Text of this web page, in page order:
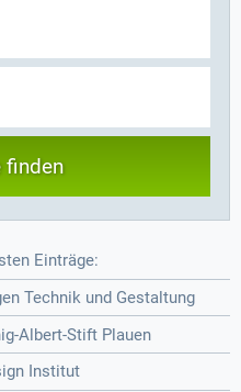
finden
Einträge:
Technik und Gestaltung
Albert-Stift Plauen
Institut